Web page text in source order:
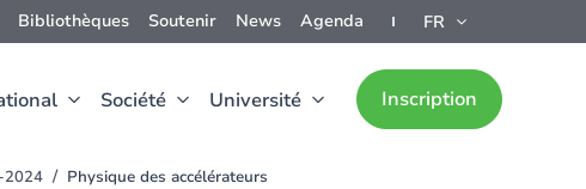
Bibliothèques Soutenir News Agenda FR
Société Université Inscription
2024 Physique des accélérateurs